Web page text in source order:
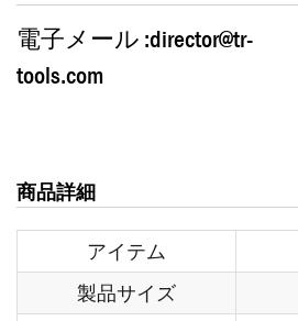
電子メール :director@tr-
tools.com
商品詳細
アイテム
製品サイズ